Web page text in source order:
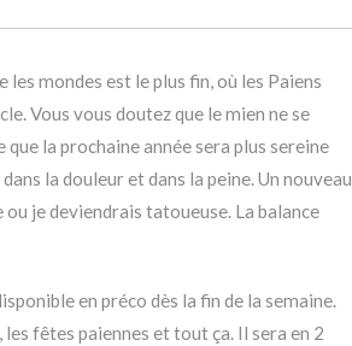
les mondes est le plus fin, où les Paiens
Vous vous doutez que le mien ne se
la prochaine année sera plus sereine
la douleur et dans la peine. Un nouveau
je deviendrais tatoueuse. La balance
en préco dès la fin de la semaine.
fêtes paiennes et tout ça. Il sera en 2